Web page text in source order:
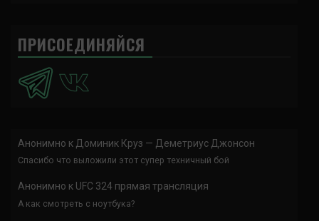
ПРИСОЕДИНЯЙСЯ
Анонимно к Доминик Круз — Деметриус Джонсон
Спасибо что выложили этот супер техничный бой
Анонимно к UFC 324 прямая трансляция
А как смотреть с ноутбука?